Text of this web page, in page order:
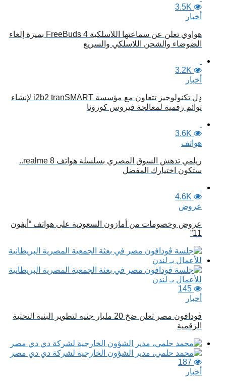
3.5K
أخبار
هواوي تعلن عن سماعتها اللاسلكية FreeBuds 4 بميزة إلغاء
الضوضاء والشحن اللاسلكي والسريع
3.2K
أخبار
دِل تكنولوجيز تتعاون مع مؤسسة i2b2 tranSMART لإنشاء
توائم رقمية لمعالجة فيروس كورونا
3.6K
هواتف
ريلمي تدهش السوق المصري بسلسلة هواتف realme 8..
ستكون اختيارك المفضل
4.6K
عروض
عروض وخصومات من أمازون السعودية على هواتف “أيفون
11”
145
أخبار
ڤودافون مصر تعلن ضخ 20 مليار جنيه لتطوير البنية التحتية
الرقمية
187
أخبار